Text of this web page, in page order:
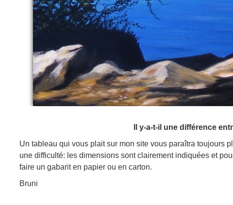
Il y-a-t-il une différence
Un tableau qui vous plait sur mon site vous paraîtra toujours
une difficulté: les dimensions sont clairement indiquées et
faire un gabarit en papier ou en carton.
Bruni